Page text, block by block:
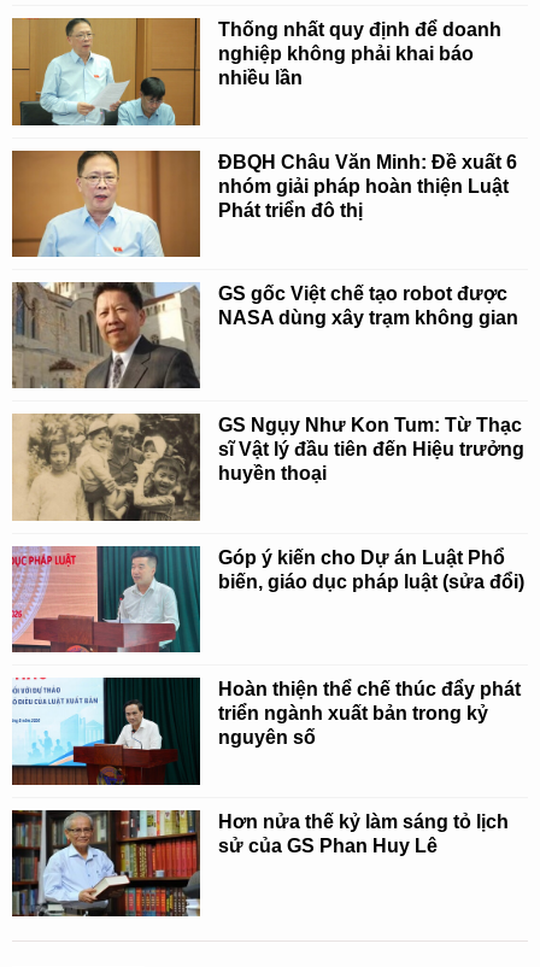
Thống nhất quy định để doanh
nghiệp không phải khai báo
nhiều lần
ĐBQH Châu Văn Minh: Đề xuất 6
nhóm giải pháp hoàn thiện Luật
Phát triển đô thị
GS gốc Việt chế tạo robot được
NASA dùng xây trạm không gian
GS Ngụy Như Kon Tum: Từ Thạc
sĩ Vật lý đầu tiên đến Hiệu trưởng
huyền thoại
Góp ý kiến cho Dự án Luật Phổ
biến, giáo dục pháp luật (sửa đổi)
Hoàn thiện thể chế thúc đẩy phát
triển ngành xuất bản trong kỷ
nguyên số
Hơn nửa thế kỷ làm sáng tỏ lịch
sử của GS Phan Huy Lê